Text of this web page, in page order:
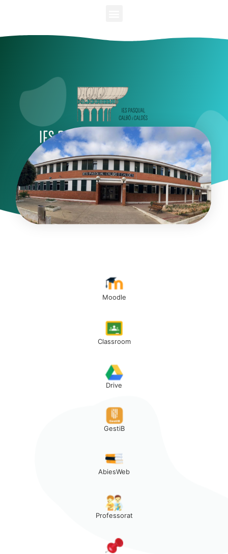
IES PASQUAL CALBÓ I CALDÉS
Moodle
Classroom
Drive
GestiB
AbiesWeb
Professorat